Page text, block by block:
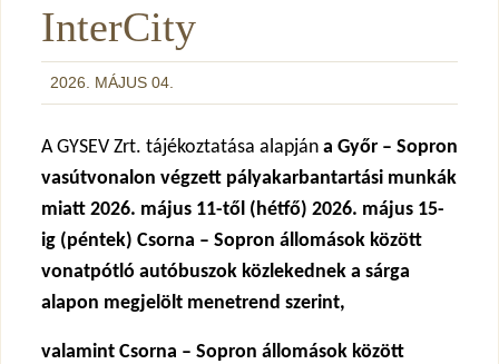
InterCity
2026. MÁJUS 04.
A GYSEV Zrt. tájékoztatása alapján a Győr – Sopron
vasútvonalon végzett pályakarbantartási munkák
miatt 2026. május 11-től (hétfő) 2026. május 15-
ig (péntek) Csorna – Sopron állomások között
vonatpótló autóbuszok közlekednek a sárga
alapon megjelölt menetrend szerint,
valamint Csorna – Sopron állomások között